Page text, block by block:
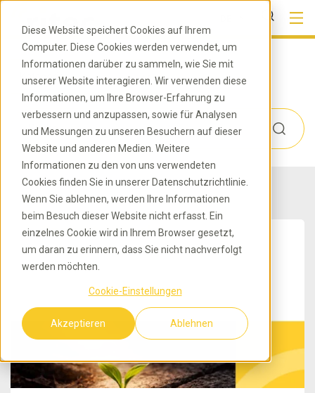
Diese Website speichert Cookies auf Ihrem
Computer. Diese Cookies werden verwendet, um
Informationen darüber zu sammeln, wie Sie mit
unserer Website interagieren. Wir verwenden diese
Informationen, um Ihre Browser-Erfahrung zu
verbessern und anzupassen, sowie für Analysen
und Messungen zu unseren Besuchern auf dieser
Website und anderen Medien. Weitere
Informationen zu den von uns verwendeten
Cookies finden Sie in unserer Datenschutzrichtlinie.
Wenn Sie ablehnen, werden Ihre Informationen
beim Besuch dieser Website nicht erfasst. Ein
einzelnes Cookie wird in Ihrem Browser gesetzt,
um daran zu erinnern, dass Sie nicht nachverfolgt
werden möchten.
Cookie-Einstellungen
Akzeptieren Ablehnen
Kategorie